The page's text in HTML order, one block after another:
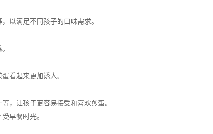
以满足不同孩子的口味需求。
看起来更加诱人。
，让孩子更容易接受和喜欢煎蛋。
早餐时光。